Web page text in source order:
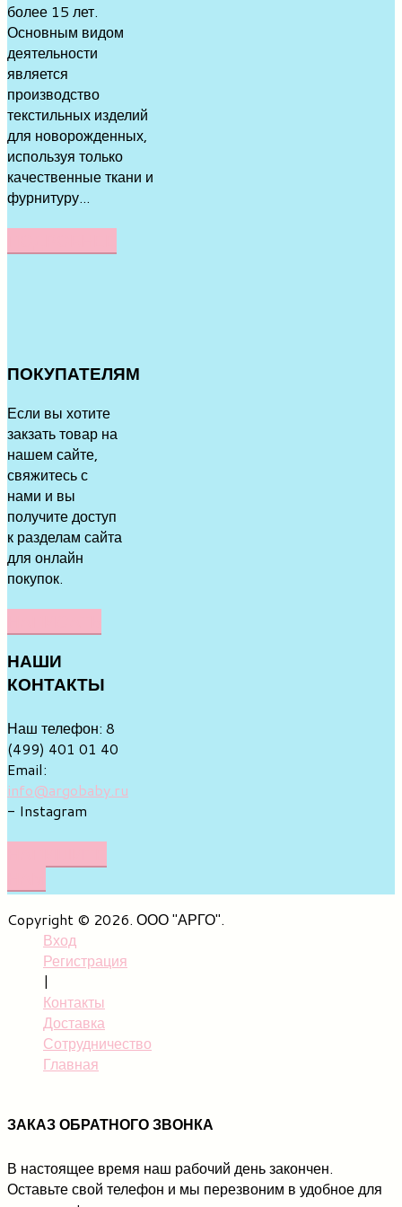
более 15 лет.
Основным видом
деятельности
является
производство
текстильных изделий
для новорожденных,
используя только
качественные ткани и
фурнитуру...
ПОКУПАТЕЛЯМ
Если вы хотите
закзать товар на
нашем сайте,
свяжитесь с
нами и вы
получите доступ
к разделам сайта
для онлайн
покупок.
НАШИ
КОНТАКТЫ
Наш телефон: 8
(499) 401 01 40
Email:
info@argobaby.ru
- Instagram
Copyright © 2026. ООО "АРГО".
Вход
Регистрация
|
Контакты
Доставка
Сотрудничество
Главная
ЗАКАЗ ОБРАТНОГО ЗВОНКА
В настоящее время наш рабочий день закончен.
Оставьте свой телефон и мы перезвоним в удобное для